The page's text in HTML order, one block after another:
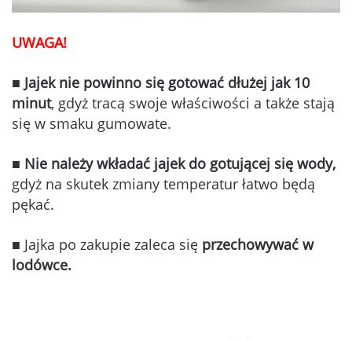
UWAGA!
■ Jajek nie powinno się gotować dłużej jak 10
minut, gdyż tracą swoje właściwości a także stają
się w smaku gumowate.
■ Nie należy wkładać jajek do gotującej się wody,
gdyż na skutek zmiany temperatur łatwo będą
pękać.
■ Jajka po zakupie zaleca się przechowywać w
lodówce.